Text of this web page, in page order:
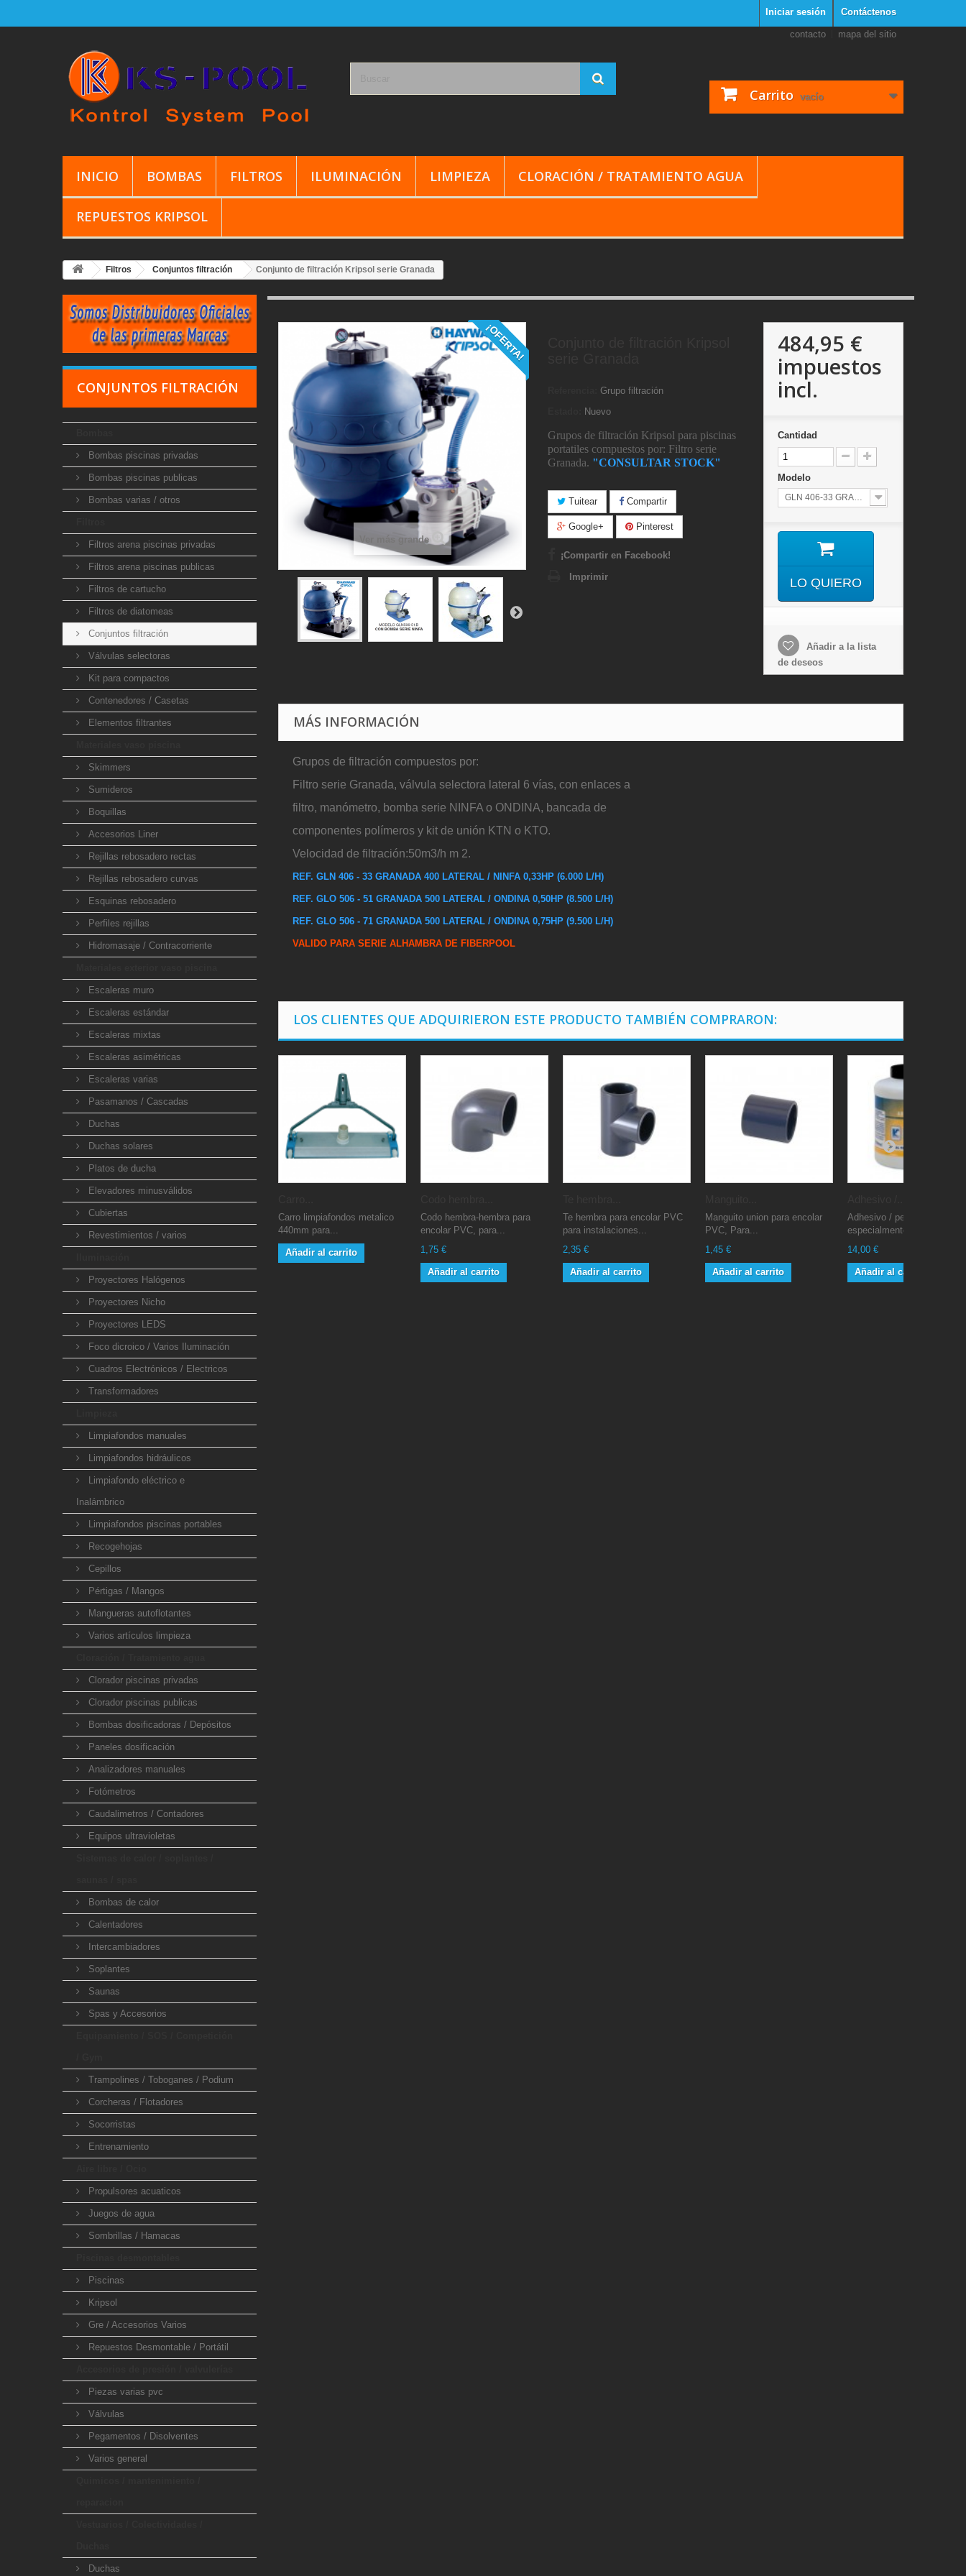
Contáctenos
Iniciar sesión
contacto mapa del sitio
Carrito vacío
INICIO BOMBAS FILTROS ILUMINACIÓN LIMPIEZA CLORACIÓN / TRATAMIENTO AGUA
REPUESTOS KRIPSOL
Filtros Conjuntos filtración Conjunto de filtración Kripsol serie Granada
CONJUNTOS FILTRACIÓN
Bombas piscinas privadas
Bombas piscinas publicas
Bombas varias / otros
Filtros arena piscinas privadas
Filtros arena piscinas publicas
Filtros de cartucho
Filtros de diatomeas
Conjuntos filtración
Válvulas selectoras
Kit para compactos
Contenedores / Casetas
Elementos filtrantes
Skimmers
Sumideros
Boquillas
Accesorios Liner
Rejillas rebosadero rectas
Rejillas rebosadero curvas
Esquinas rebosadero
Perfiles rejillas
Hidromasaje / Contracorriente
Escaleras muro
Escaleras estándar
Escaleras mixtas
Escaleras asimétricas
Escaleras varias
Pasamanos / Cascadas
Duchas
Duchas solares
Platos de ducha
Elevadores minusválidos
Cubiertas
Revestimientos / varios
Proyectores Halógenos
Proyectores Nicho
Proyectores LEDS
Foco dicroico / Varios Iluminación
Cuadros Electrónicos / Electricos
Transformadores
Limpiafondos manuales
Limpiafondos hidráulicos
Limpiafondo eléctrico e
Inalámbrico
Limpiafondos piscinas portables
Recogehojas
Cepillos
Pértigas / Mangos
Mangueras autoflotantes
Varios artículos limpieza
Clorador piscinas privadas
Clorador piscinas publicas
Bombas dosificadoras / Depósitos
Paneles dosificación
Analizadores manuales
Fotómetros
Caudalimetros / Contadores
Equipos ultravioletas
Bombas de calor
Calentadores
Intercambiadores
Soplantes
Saunas
Spas y Accesorios
Trampolines / Toboganes / Podium
Corcheras / Flotadores
Socorristas
Entrenamiento
Propulsores acuaticos
Juegos de agua
Sombrillas / Hamacas
Piscinas
Kripsol
Gre / Accesorios Varios
Repuestos Desmontable / Portátil
Piezas varias pvc
Válvulas
Pegamentos / Disolventes
Varios general
Duchas
¡OFERTA!
Ver más grande
Grupo filtración
Nuevo
Grupos de filtración Kripsol para piscinas
portatiles compuestos por: Filtro serie
Granada. "CONSULTAR STOCK"
Tuitear Compartir
Google+ Pinterest
¡Compartir en Facebook!
Imprimir
484,95 €
impuestos
incl.
Cantidad
Modelo
LO QUIERO
Añadir a la lista
de deseos
MÁS INFORMACIÓN
Grupos de filtración compuestos por:
Filtro serie Granada, válvula selectora lateral 6 vías, con enlaces a
filtro, manómetro, bomba serie NINFA o ONDINA, bancada de
componentes polímeros y kit de unión KTN o KTO.
Velocidad de filtración:50m3/h m 2.
REF. GLN 406 - 33 GRANADA 400 LATERAL / NINFA 0,33HP (6.000 L/H)
REF. GLO 506 - 51 GRANADA 500 LATERAL / ONDINA 0,50HP (8.500 L/H)
REF. GLO 506 - 71 GRANADA 500 LATERAL / ONDINA 0,75HP (9.500 L/H)
VALIDO PARA SERIE ALHAMBRA DE FIBERPOOL
LOS CLIENTES QUE ADQUIRIERON ESTE PRODUCTO TAMBIÉN COMPRARON:
Carro limpiafondos metalico
440mm para...
Añadir al carrito
Codo hembra-hembra para
encolar PVC, para...
1,75 €
Añadir al carrito
Te hembra para encolar PVC
para instalaciones...
2,35 €
Añadir al carrito
Manguito union para encolar
PVC, Para...
1,45 €
Añadir al carrito
Adhesivo / pegamento
especialmente...
14,00 €
Añadir al carrito